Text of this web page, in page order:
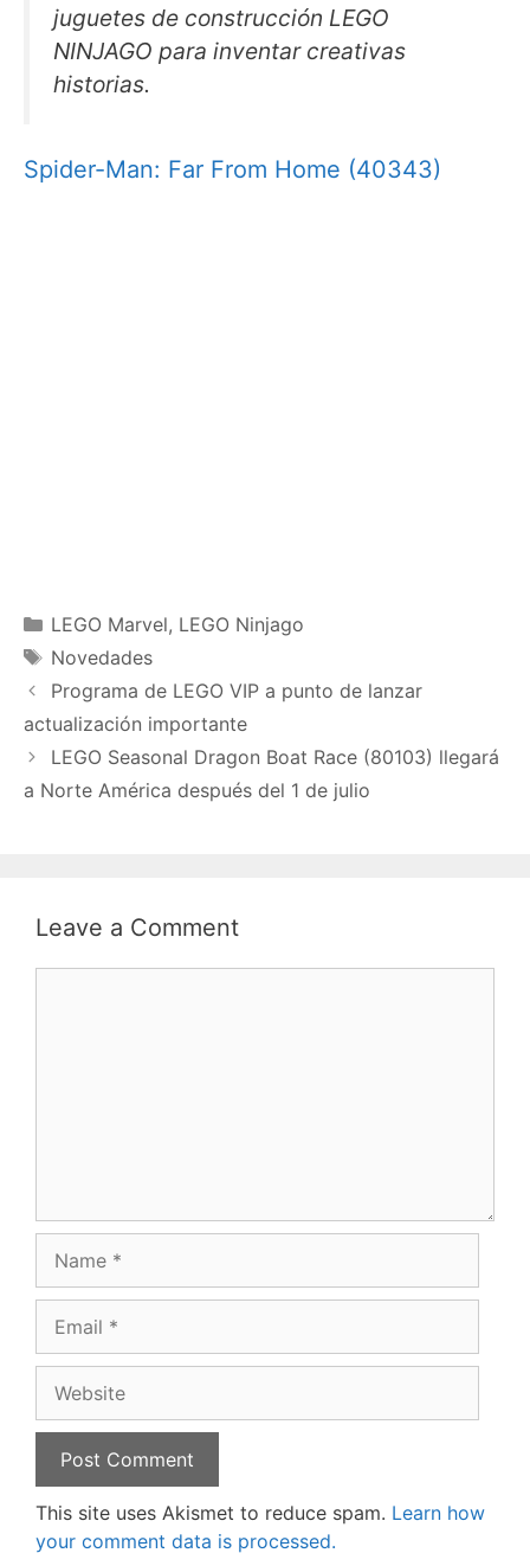
juguetes de construcción LEGO
NINJAGO para inventar creativas
historias.
Spider-Man: Far From Home (40343)
Categories
LEGO Marvel, LEGO Ninjago
Tags
Novedades
Programa de LEGO VIP a punto de lanzar
actualización importante
LEGO Seasonal Dragon Boat Race (80103) llegará
a Norte América después del 1 de julio
Leave a Comment
This site uses Akismet to reduce spam. Learn how
your comment data is processed.